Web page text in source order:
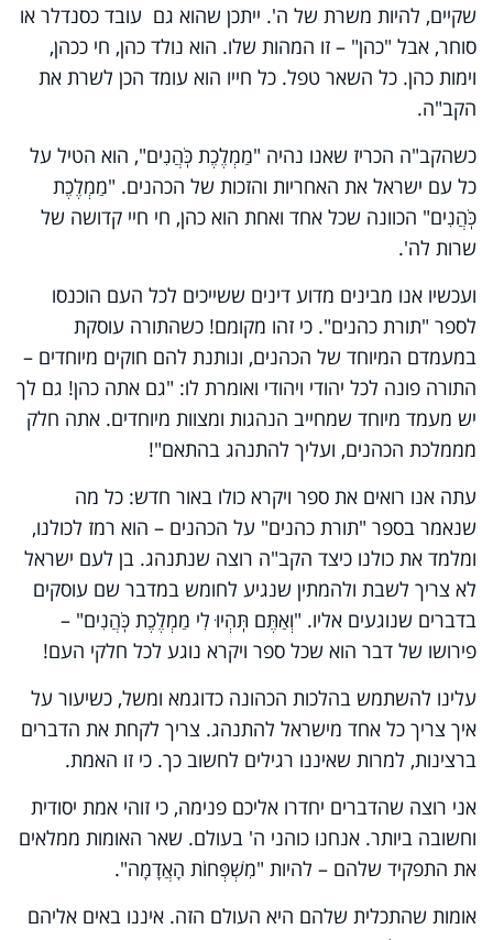
שקיים, להיות משרת של ה'. ייתכן שהוא גם עובד כסנדלר או
סוחר, אבל "כהן" – זו המהות שלו. הוא נולד כהן, חי ככהן,
וימות כהן. כל השאר טפל. כל חייו הוא עומד הכן לשרת את
הקב"ה.
כשהקב"ה הכריז שאנו נהיה "מַמְלֶכֶת כֹּֽהֲנִים", הוא הטיל על
כל עם ישראל את האחריות והזכות של הכהנים. "מַמְלֶכֶת
כֹּֽהֲנִים" הכוונה שכל אחד ואחת הוא כהן, חי חיי קדושה של
שרות לה'.
ועכשיו אנו מבינים מדוע דינים ששייכים לכל העם הוכנסו
לספר "תורת כהנים". כי זהו מקומם! כשהתורה עוסקת
במעמדם המיוחד של הכהנים, ונותנת להם חוקים מיוחדים –
התורה פונה לכל יהודי ויהודי ואומרת לו: "גם אתה כהן! גם לך
יש מעמד מיוחד שמחייב הנהגות ומצוות מיוחדים. אתה חלק
מממלכת הכהנים, ועליך להתנהג בהתאם"!
עתה אנו רואים את ספר ויקרא כולו באור חדש: כל מה
שנאמר בספר "תורת כהנים" על הכהנים – הוא רמז לכולנו,
ומלמד את כולנו כיצד הקב"ה רוצה שנתנהג. בן לעם ישראל
לא צריך לשבת ולהמתין שנגיע לחומש במדבר שם עוסקים
בדברים שנוגעים אליו. "וְאַתֶּם תִּֽהְיוּ לִי מַמְלֶכֶת כֹּֽהֲנִים" –
פירושו של דבר הוא שכל ספר ויקרא נוגע לכל חלקי העם!
עלינו להשתמש בהלכות הכהונה כדוגמא ומשל, כשיעור על
איך צריך כל אחד מישראל להתנהג. צריך לקחת את הדברים
ברצינות, למרות שאיננו רגילים לחשוב כך. כי זו האמת.
אני רוצה שהדברים יחדרו אליכם פנימה, כי זוהי אמת יסודית
וחשובה ביותר. אנחנו כוהני ה' בעולם. שאר האומות ממלאים
את התפקיד שלהם – להיות "מִשְׁפְּחוֹת הָאֲדָמָה".
אומות שהתכלית שלהם היא העולם הזה. איננו באים אליהם